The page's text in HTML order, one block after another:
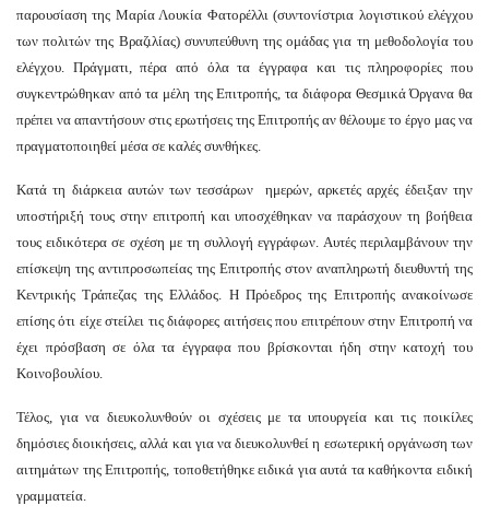
παρουσίαση της Μαρία Λουκία Φατορέλλι (συντονίστρια λογιστικού ελέγχου
των πολιτών της Βραζιλίας) συνυπεύθυνη της ομάδας για τη μεθοδολογία του
ελέγχου. Πράγματι, πέρα από όλα τα έγγραφα και τις πληροφορίες που
συγκεντρώθηκαν από τα μέλη της Επιτροπής, τα διάφορα Θεσμικά Όργανα θα
πρέπει να απαντήσουν στις ερωτήσεις της Επιτροπής αν θέλουμε το έργο μας να
πραγματοποιηθεί μέσα σε καλές συνθήκες.
Κατά τη διάρκεια αυτών των τεσσάρων ημερών, αρκετές αρχές έδειξαν την
υποστήριξή τους στην επιτροπή και υποσχέθηκαν να παράσχουν τη βοήθεια
τους ειδικότερα σε σχέση με τη συλλογή εγγράφων. Αυτές περιλαμβάνουν την
επίσκεψη της αντιπροσωπείας της Επιτροπής στον αναπληρωτή διευθυντή της
Κεντρικής Τράπεζας της Ελλάδος. Η Πρόεδρος της Επιτροπής ανακοίνωσε
επίσης ότι είχε στείλει τις διάφορες αιτήσεις που επιτρέπουν στην Επιτροπή να
έχει πρόσβαση σε όλα τα έγγραφα που βρίσκονται ήδη στην κατοχή του
Κοινοβουλίου.
Τέλος, για να διευκολυνθούν οι σχέσεις με τα υπουργεία και τις ποικίλες
δημόσιες διοικήσεις, αλλά και για να διευκολυνθεί η εσωτερική οργάνωση των
αιτημάτων της Επιτροπής, τοποθετήθηκε ειδικά για αυτά τα καθήκοντα ειδική
γραμματεία.